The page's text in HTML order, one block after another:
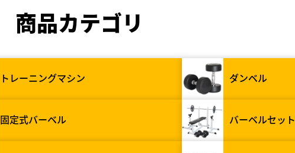
商品カテゴリ
トレーニングマシン ダンベル
固定式バーベル バーベルセット